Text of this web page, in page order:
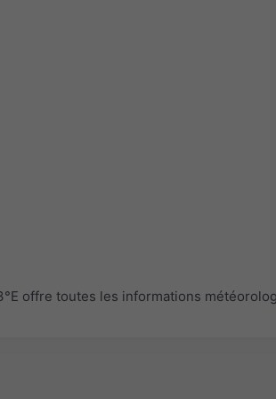
offre toutes les informations